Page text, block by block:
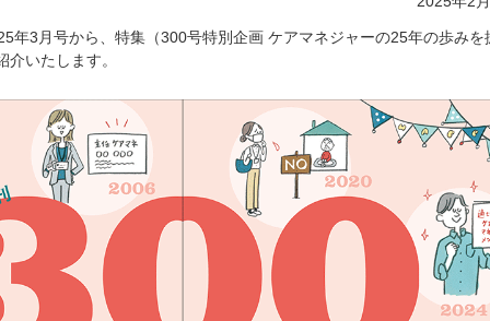
年3月号から、特集（300号特別企画 ケアマネジャーの25年の歩みを
いたします。